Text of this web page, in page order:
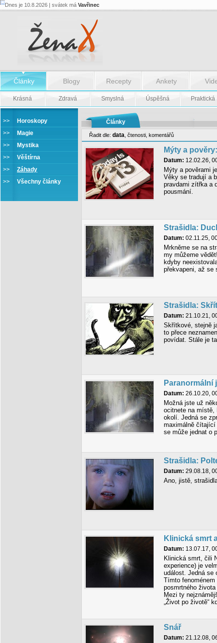
Dnes je 10.8.2026 | svátek má Vavřinec
Články Blogy Recepty Ankety
Krásná Zdravá Smyslná Úspěšná Praktická
>>
Horoskopy
>>
Magie
>>
Mystika
>>
Věštírna
>>
Záhady
>> Všechny články
Články
Řadit dle: data čtenosti komentářů
Mýty a
Datum: 12.02.26,
Mýty a pověrami
Věky se tradují a
pravdami zítřka a
pousmání.
Strašidla:
Datum: 02.11.25,
Mrkněme se na
my můžeme
kdyby
překvapeni, až se
Strašidla:
Datum: 21.10.21,
Skřítkové, stejně
to přece
povídat. Stále je
Paranormální
Datum: 26.10.20,
Možná jste už
ocitnete na místě,
okolí. Jedná se
maximálně
se může jednat o
Strašidla:
Datum: 29.08.18,
Ano, jistě,
Klinická smrt
Datum: 13.07.17,
Klinická smrt, čili
experience) je
událost. Jedná se
Tímto
posmrtného
Mezi ty
„Život po životě“
Snář
Datum: 21.12.08,